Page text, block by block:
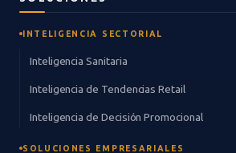
INTELIGENCIA SECTORIAL
Inteligencia Sanitaria
Inteligencia de Tendencias Retail
Inteligencia de Decisión Promocional
SOLUCIONES EMPRESARIALES